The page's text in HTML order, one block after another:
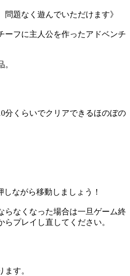
題なく遊んでいただけます》
フに主人公を作ったアドベンチ
くらいでクリアできるほのぼの
ながら移動しましょう！
なくなった場合は一旦ゲーム終
プレイし直してください。
す。